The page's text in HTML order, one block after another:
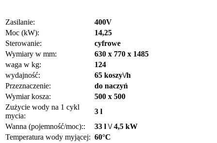
Zasilanie:
400V
Moc (kW):
14,25
Sterowanie:
cyfrowe
Wymiary w mm:
630 x 770 x 1485
waga w kg:
124
wydajność:
65 koszy\/h
Przeznaczenie:
do naczyń
Wymiar kosza:
500 x 500
Zużycie wody na 1 cykl
mycia:
3 l
Wanna (pojemność/moc)::
33 l \/ 4,5 kW
Temperatura wody myjącej: 60°C